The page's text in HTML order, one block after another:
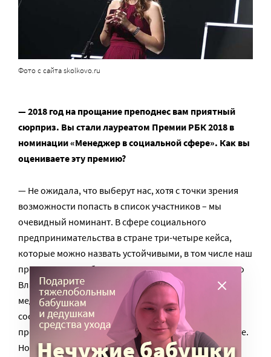
Фото с сайта skolkovo.ru
— 2018 год на прощание преподнес вам приятный
сюрприз. Вы стали лауреатом Премии РБК 2018 в
номинации «Менеджер в социальной сфере». Как вы
оцениваете эту премию?
— Не ожидала, что выберут нас, хотя с точки зрения
возможности попасть в список участников – мы
очевидный номинант. В сфере социального
предпринимательства в стране три-четыре кейса,
которые можно назвать устойчивыми, в том числе наш
проект. Это не субъективная точка зрения. Ежегодно
Владимир Вайнер, директор Фонда развития
медиапроектов и социальных программ Gladway,
составляет индекс социального
предпринимательства, и Charity shop в этом каталоге.
Но все же очень волновалась. Особенно когда